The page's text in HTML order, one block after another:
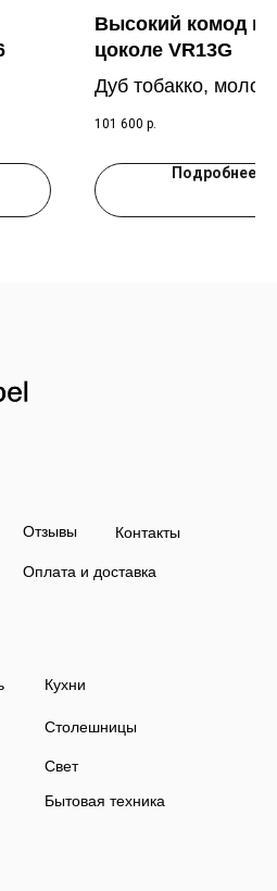
Высокий комод на
цоколе VR13G
Дуб тобакко,
RAL 9003
101 600 р.
Подробнее
Контакты
Отзывы
Оплата и доставка
Кухни
Столешницы
Свет
Бытовая техника